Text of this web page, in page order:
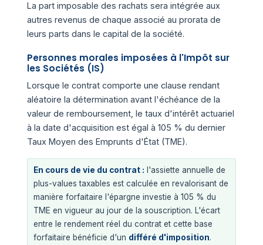
La part imposable des rachats sera intégrée aux
autres revenus de chaque associé au prorata de
leurs parts dans le capital de la société.
Personnes morales imposées à l'Impôt sur
les Sociétés (IS)
Lorsque le contrat comporte une clause rendant
aléatoire la détermination avant l'échéance de la
valeur de remboursement, le taux d'intérêt actuariel
à la date d'acquisition est égal à 105 % du dernier
Taux Moyen des Emprunts d'État (TME).
En cours de vie du contrat : l'assiette annuelle de
plus-values taxables est calculée en revalorisant de
manière forfaitaire l'épargne investie à 105 % du
TME en vigueur au jour de la souscription. L'écart
entre le rendement réel du contrat et cette base
forfaitaire bénéficie d'un différé d'imposition.